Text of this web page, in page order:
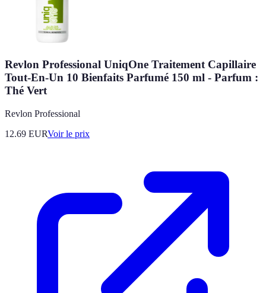
Revlon Professional UniqOne Traitement Capillaire
Tout-En-Un 10 Bienfaits Parfumé 150 ml - Parfum :
Thé Vert
Revlon Professional
12.69 EURVoir le prix